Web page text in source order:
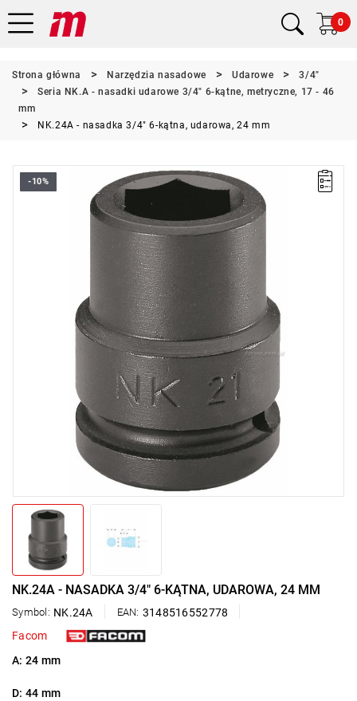
0
Strona główna Narzędzia nasadowe Udarowe
3/4"
Seria NK.A - nasadki udarowe 3/4" 6-kątne, metryczne, 17 - 46
mm
NK.24A - nasadka 3/4" 6-kątna, udarowa, 24 mm
-10%
NK.24A - NASADKA 3/4" 6-KĄTNA, UDAROWA, 24 MM
Symbol: NK.24A EAN: 3148516552778
Facom
A: 24 mm
D: 44 mm